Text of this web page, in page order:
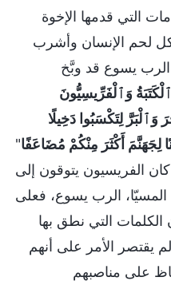
التي قدمها الإخوة
لحم الإنسان وأشرب
يسوع قد وبَّخ
وَٱلْفَرِّيسِيُّونَ
لِتَكْسَبُوا دَخِيلًا
لِجَهَنَّمَ أَكْثَرَ مِنْكُمْ مُضَاعَفًا"
الفريسيون يتوقون إلى
الرب يسوع، فعلى
الكلمات التي نطق بها
يقتصر الأمر على أنهم
على مناصبهم